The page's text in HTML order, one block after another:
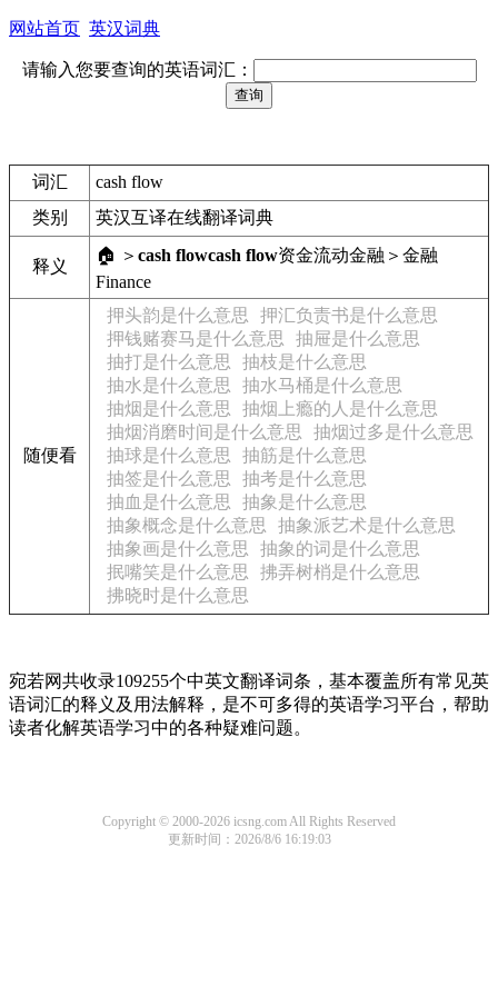
网站首页 英汉词典
请输入您要查询的英语词汇：
词汇
cash flow
类别
英汉互译在线翻译词典
释义
🏠 ＞ cash flowcash flow资金流动金融＞金融
Finance
随便看
押头韵是什么意思
押汇负责书是什么意思
押钱赌赛马是什么意思
抽屉是什么意思
抽打是什么意思
抽枝是什么意思
抽水是什么意思
抽水马桶是什么意思
抽烟是什么意思
抽烟上瘾的人是什么意思
抽烟消磨时间是什么意思
抽烟过多是什么意思
抽球是什么意思
抽筋是什么意思
抽签是什么意思
抽考是什么意思
抽血是什么意思
抽象是什么意思
抽象概念是什么意思
抽象派艺术是什么意思
抽象画是什么意思
抽象的词是什么意思
抿嘴笑是什么意思
拂弄树梢是什么意思
拂晓时是什么意思
宛若网共收录109255个中英文翻译词条，基本覆盖所有常见英
语词汇的释义及用法解释，是不可多得的英语学习平台，帮助
读者化解英语学习中的各种疑难问题。
Copyright © 2000-2026 icsng.com All Rights Reserved
更新时间：2026/8/6 16:19:03